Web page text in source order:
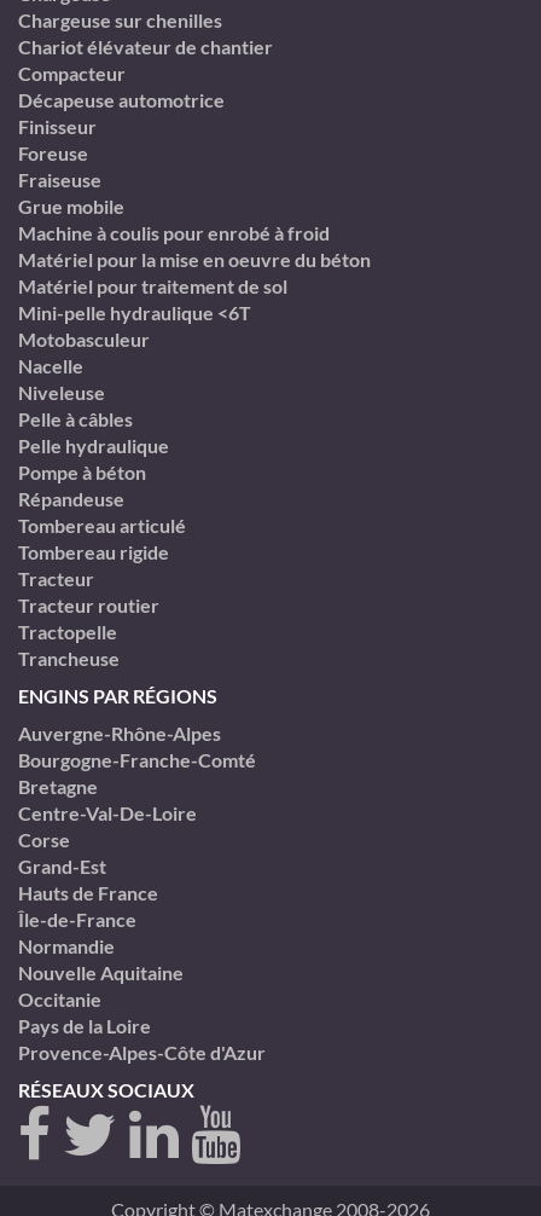
Chargeuse sur chenilles
Chariot élévateur de chantier
Compacteur
Décapeuse automotrice
Finisseur
Foreuse
Fraiseuse
Grue mobile
Machine à coulis pour enrobé à froid
Matériel pour la mise en oeuvre du béton
Matériel pour traitement de sol
Mini-pelle hydraulique <6T
Motobasculeur
Nacelle
Niveleuse
Pelle à câbles
Pelle hydraulique
Pompe à béton
Répandeuse
Tombereau articulé
Tombereau rigide
Tracteur
Tracteur routier
Tractopelle
Trancheuse
ENGINS PAR RÉGIONS
Auvergne-Rhône-Alpes
Bourgogne-Franche-Comté
Bretagne
Centre-Val-De-Loire
Corse
Grand-Est
Hauts de France
Île-de-France
Normandie
Nouvelle Aquitaine
Occitanie
Pays de la Loire
Provence-Alpes-Côte d'Azur
RÉSEAUX SOCIAUX
Copyright © Matexchange 2008-2026